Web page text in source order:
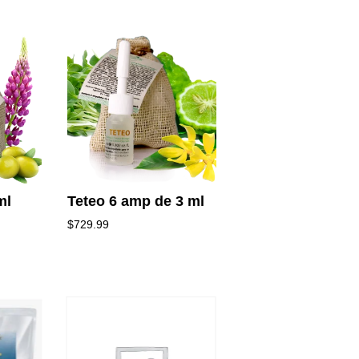
Teteo 6 amp de 3 ml
$729.99